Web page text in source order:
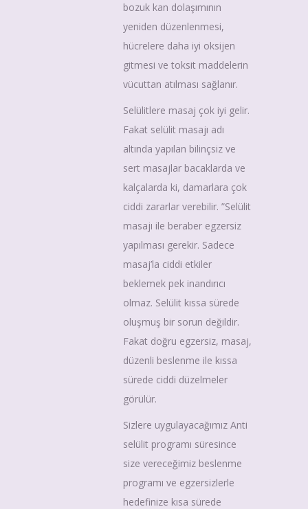
bozuk kan dolaşımının
yeniden düzenlenmesi,
hücrelere daha iyi oksijen
gitmesi ve toksit maddelerin
vücuttan atılması sağlanır.
Selülitlere masaj çok iyi gelir.
Fakat selülit masajı adı
altında yapılan bilinçsiz ve
sert masajlar bacaklarda ve
kalçalarda ki, damarlara çok
ciddi zararlar verebilir. ”Selülit
masajı ile beraber egzersiz
yapılması gerekir. Sadece
masaj’la ciddi etkiler
beklemek pek inandırıcı
olmaz. Selülit kıssa sürede
oluşmuş bir sorun değildir.
Fakat doğru egzersiz, masaj,
düzenli beslenme ile kıssa
sürede ciddi düzelmeler
görülür.
Sizlere uygulayacağımız Anti
selülit programı süresince
size vereceğimiz beslenme
programı ve egzersizlerle
hedefinize kısa sürede